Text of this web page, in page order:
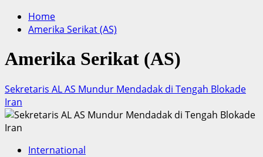
Home
Amerika Serikat (AS)
Amerika Serikat (AS)
Sekretaris AL AS Mundur Mendadak di Tengah Blokade
Iran
International